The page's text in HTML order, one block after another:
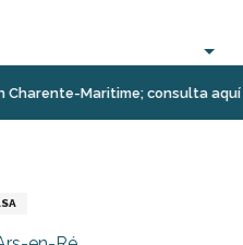
Maritime; consulta aquí
Alojamiento
AlquileresLacour Guy